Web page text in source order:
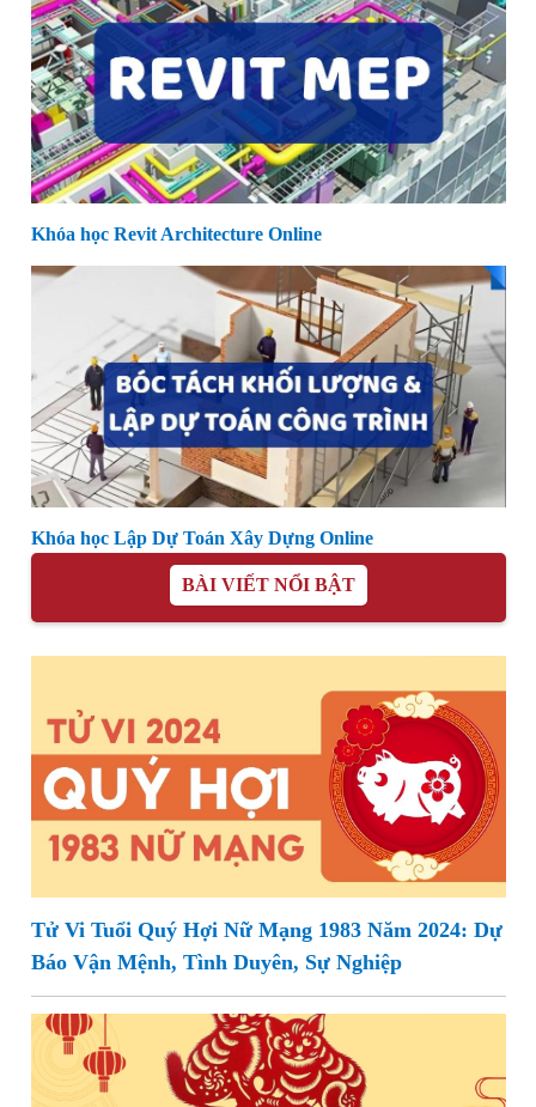
Khóa học Revit Architecture Online
Khóa học Lập Dự Toán Xây Dựng Online
BÀI VIẾT NỔI BẬT
Tử Vi Tuổi Quý Hợi Nữ Mạng 1983 Năm 2024: Dự
Báo Vận Mệnh, Tình Duyên, Sự Nghiệp